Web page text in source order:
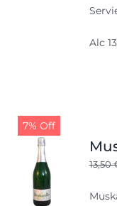
Alc
7% Off
13,50